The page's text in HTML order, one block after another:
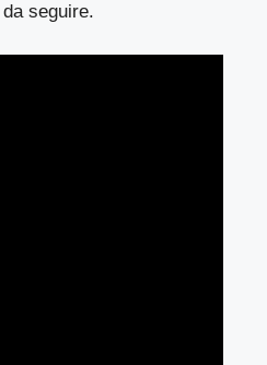
da seguire.